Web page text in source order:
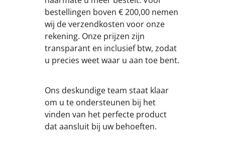
bestellingen boven € 200,00 nemen
wij de verzendkosten voor onze
rekening. Onze prijzen zijn
transparant en inclusief btw, zodat
u precies weet waar u aan toe bent.
Ons deskundige team staat klaar
om u te ondersteunen bij het
vinden van het perfecte product
dat aansluit bij uw behoeften.